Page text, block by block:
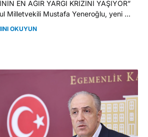
EN AĞIR YARGI KRİZİNİ YAŞIYOR”
Milletvekili Mustafa Yeneroğlu, yeni ...
OKUYUN